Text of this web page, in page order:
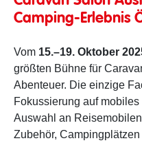
Camping-Erlebnis
Vom 15.–19. Oktober
größten Bühne für
Abenteuer. Die einzige
Fokussierung auf
Auswahl an
Zubehör,